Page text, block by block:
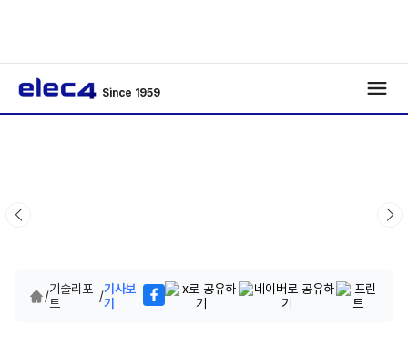
Since 1959
/기술리포
트
/기사보
기